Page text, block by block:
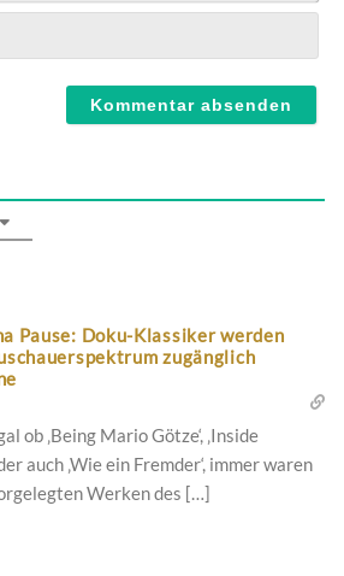
Pause: Doku-Klassiker werden
zugänglich
ob ‚Being Mario Götze‘, ‚Inside
auch ‚Wie ein Fremder‘, immer waren
Werken des […]